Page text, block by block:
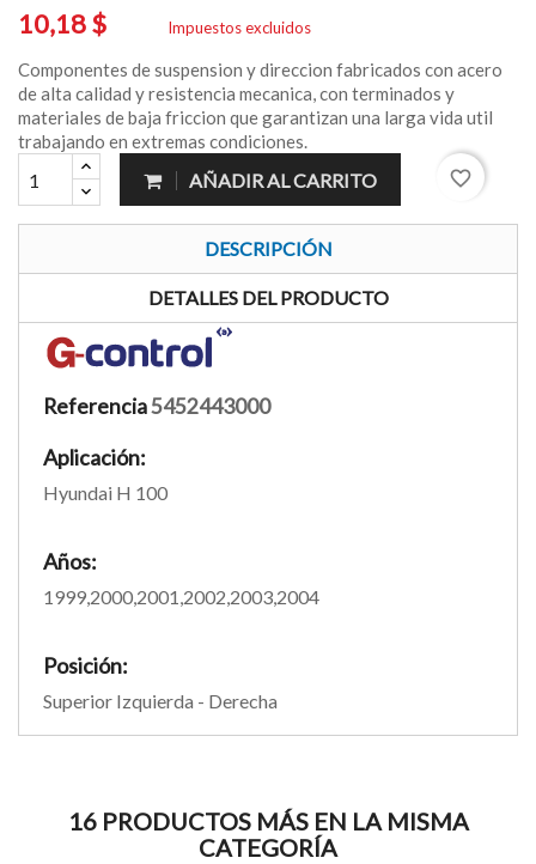
10,18 $ Impuestos excluidos
Componentes de suspension y direccion fabricados con acero
de alta calidad y resistencia mecanica, con terminados y
materiales de baja friccion que garantizan una larga vida util
trabajando en extremas condiciones.
AÑADIR AL CARRITO favorite_border
DESCRIPCIÓN
DETALLES DEL PRODUCTO
Referencia5452443000
Aplicación:
Hyundai H 100
Años:
1999,2000,2001,2002,2003,2004
Posición:
Superior Izquierda - Derecha
16 PRODUCTOS MÁS EN LA MISMA
CATEGORÍA